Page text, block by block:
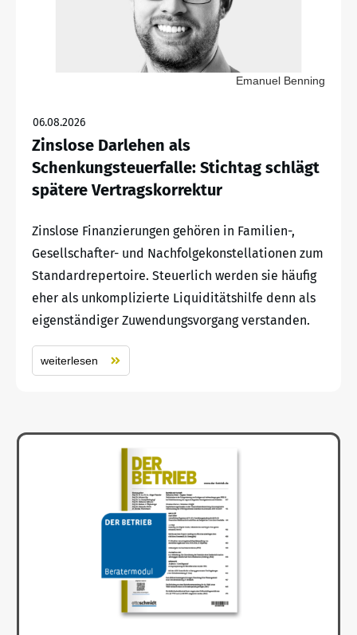
Emanuel Benning
06.08.2026
Zinslose Darlehen als
Schenkungsteuerfalle: Stichtag schlägt
spätere Vertragskorrektur
Zinslose Finanzierungen gehören in Familien-,
Gesellschafter- und Nachfolgekonstellationen zum
Standardrepertoire. Steuerlich werden sie häufig
eher als unkomplizierte Liquiditätshilfe denn als
eigenständiger Zuwendungsvorgang verstanden.
weiterlesen